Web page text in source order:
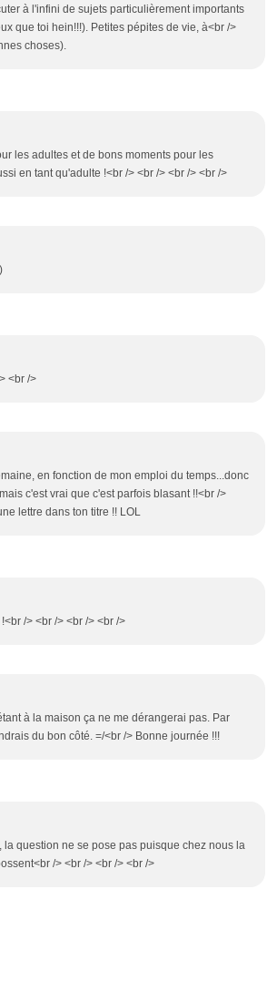
à l'infini de sujets particulièrement importants
que toi hein!!!). Petites pépites de vie, à<br />
choses).
les adultes et de bons moments pour les
en tant qu'adulte !<br /> <br /> <br /> <br />
<br />
en fonction de mon emploi du temps...donc
c'est vrai que c'est parfois blasant !!<br />
lettre dans ton titre !! LOL
/> <br /> <br /> <br />
à la maison ça ne me dérangerai pas. Par
du bon côté. =/<br /> Bonne journée !!!
la question ne se pose pas puisque chez nous la
/> <br /> <br /> <br />